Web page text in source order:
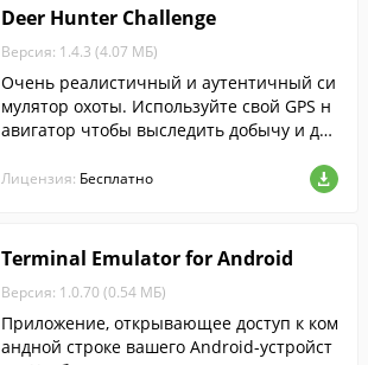
Deer Hunter Challenge
Версия: 1.4.3 (4.07 МБ)
Очень реалистичный и аутентичный си
мулятор охоты. Используйте свой GPS н
авигатор чтобы выследить добычу и доб
Лицензия: Бесплатно
Terminal Emulator for Android
Версия: 1.0.70 (0.54 МБ)
Приложение, открывающее доступ к ком
андной строке вашего Android-устройст